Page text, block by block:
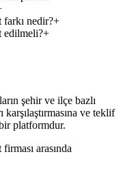
farkı nedir?+
edilmeli?+
şehir ve ilçe bazlı
ve teklif
platformdur.
arasında